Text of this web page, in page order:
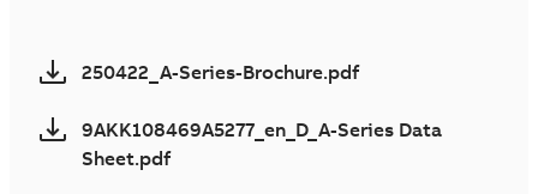
250422_A-Series-Brochure.pdf
9AKK108469A5277_en_D_A-Series Data
Sheet.pdf